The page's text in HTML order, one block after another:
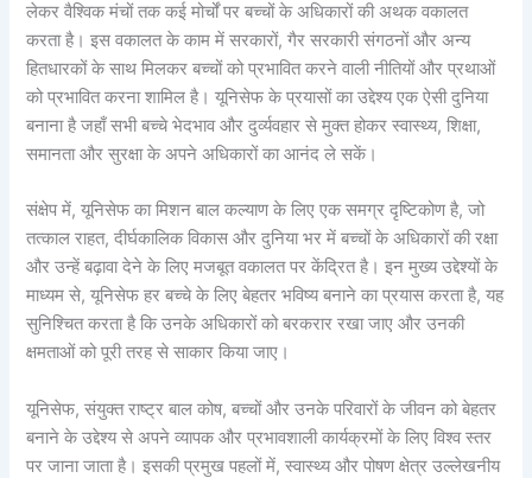
लेकर वैश्विक मंचों तक कई मोर्चों पर बच्चों के अधिकारों की अथक वकालत
करता है। इस वकालत के काम में सरकारों, गैर सरकारी संगठनों और अन्य
हितधारकों के साथ मिलकर बच्चों को प्रभावित करने वाली नीतियों और प्रथाओं
को प्रभावित करना शामिल है। यूनिसेफ के प्रयासों का उद्देश्य एक ऐसी दुनिया
बनाना है जहाँ सभी बच्चे भेदभाव और दुर्व्यवहार से मुक्त होकर स्वास्थ्य, शिक्षा,
समानता और सुरक्षा के अपने अधिकारों का आनंद ले सकें।
संक्षेप में, यूनिसेफ का मिशन बाल कल्याण के लिए एक समग्र दृष्टिकोण है, जो
तत्काल राहत, दीर्घकालिक विकास और दुनिया भर में बच्चों के अधिकारों की रक्षा
और उन्हें बढ़ावा देने के लिए मजबूत वकालत पर केंद्रित है। इन मुख्य उद्देश्यों के
माध्यम से, यूनिसेफ हर बच्चे के लिए बेहतर भविष्य बनाने का प्रयास करता है, यह
सुनिश्चित करता है कि उनके अधिकारों को बरकरार रखा जाए और उनकी
क्षमताओं को पूरी तरह से साकार किया जाए।
यूनिसेफ, संयुक्त राष्ट्र बाल कोष, बच्चों और उनके परिवारों के जीवन को बेहतर
बनाने के उद्देश्य से अपने व्यापक और प्रभावशाली कार्यक्रमों के लिए विश्व स्तर
पर जाना जाता है। इसकी प्रमुख पहलों में, स्वास्थ्य और पोषण क्षेत्र उल्लेखनीय